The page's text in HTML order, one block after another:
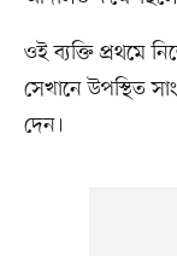
ওই ব্যক্তি প্রথমে
সেখানে উপস্থিত
দেন।